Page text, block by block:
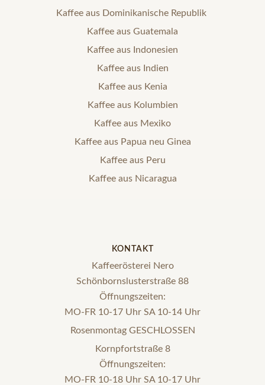
Kaffee aus Dominikanische Republik
Kaffee aus Guatemala
Kaffee aus Indonesien
Kaffee aus Indien
Kaffee aus Kenia
Kaffee aus Kolumbien
Kaffee aus Mexiko
Kaffee aus Papua neu Ginea
Kaffee aus Peru
Kaffee aus Nicaragua
KONTAKT
Kaffeerösterei Nero
Schönbornslusterstraße 88
Öffnungszeiten:
MO-FR 10-17 Uhr SA 10-14 Uhr
Rosenmontag GESCHLOSSEN
Kornpfortstraße 8
Öffnungszeiten:
MO-FR 10-18 Uhr SA 10-17 Uhr